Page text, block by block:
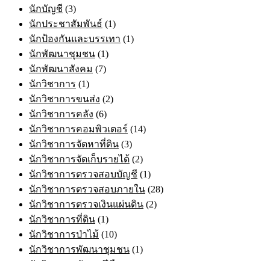
นักบัญชี (3)
นักประชาสัมพันธ์ (1)
นักป้องกันและบรรเทา (1)
นักพัฒนาชุมชน (1)
นักพัฒนาสังคม (7)
นักวิชาการ (1)
นักวิชาการขนส่ง (2)
นักวิชาการคลัง (6)
นักวิชาการคอมพิวเตอร์ (14)
นักวิชาการจัดหาที่ดิน (3)
นักวิชาการจัดเก็บรายได้ (2)
นักวิชาการตรวจสอบบัญชี (1)
นักวิชาการตรวจสอบภายใน (28)
นักวิชาการตรวจเงินแผ่นดิน (2)
นักวิชาการที่ดิน (1)
นักวิชาการป่าไม้ (10)
นักวิชาการพัฒนาชุมชน (1)